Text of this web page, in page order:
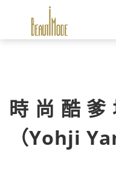
時尚酷
（Yohji